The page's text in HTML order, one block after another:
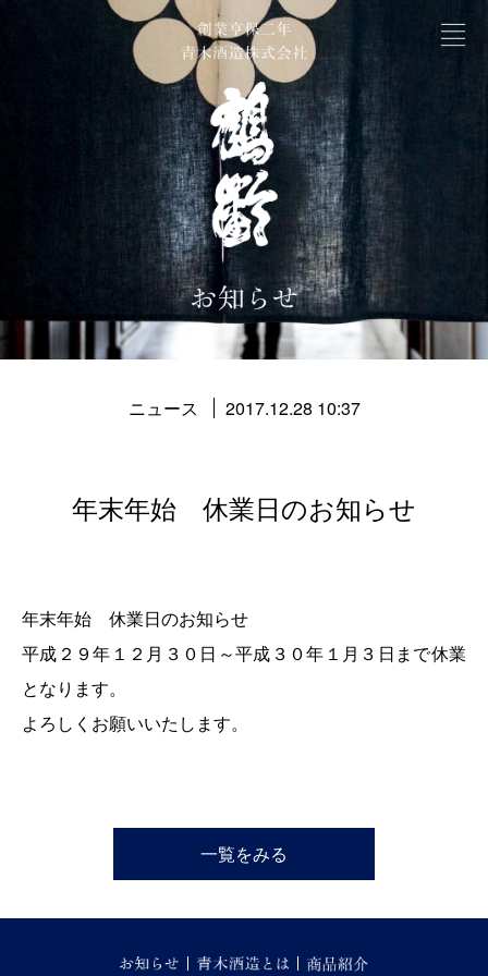
ニュース 2017.12.28 10:37
年末年始 休業日のお知らせ
年末年始 休業日のお知らせ
平成２９年１２月３０日～平成３０年１月３日まで休業
となります。
よろしくお願いいたします。
一覧をみる